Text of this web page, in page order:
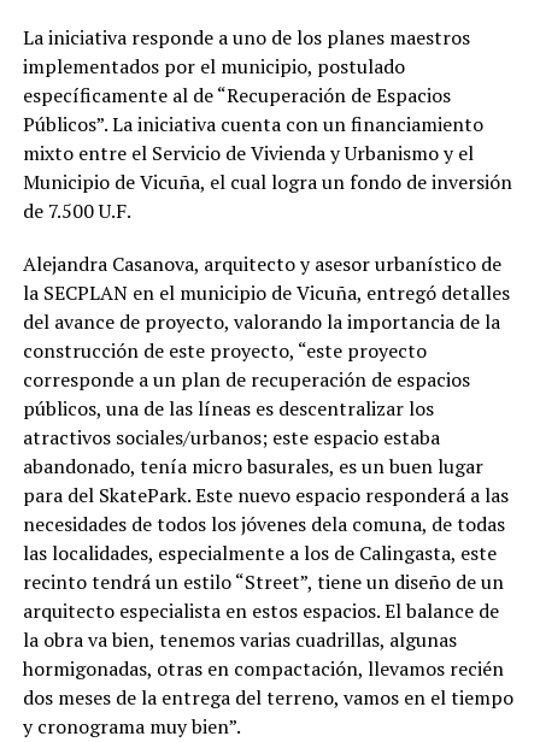
La iniciativa responde a uno de los planes maestros
implementados por el municipio, postulado
específicamente al de “Recuperación de Espacios
Públicos”. La iniciativa cuenta con un financiamiento
mixto entre el Servicio de Vivienda y Urbanismo y el
Municipio de Vicuña, el cual logra un fondo de inversión
de 7.500 U.F.
Alejandra Casanova, arquitecto y asesor urbanístico de
la SECPLAN en el municipio de Vicuña, entregó detalles
del avance de proyecto, valorando la importancia de la
construcción de este proyecto, “este proyecto
corresponde a un plan de recuperación de espacios
públicos, una de las líneas es descentralizar los
atractivos sociales/urbanos; este espacio estaba
abandonado, tenía micro basurales, es un buen lugar
para del SkatePark. Este nuevo espacio responderá a las
necesidades de todos los jóvenes dela comuna, de todas
las localidades, especialmente a los de Calingasta, este
recinto tendrá un estilo “Street”, tiene un diseño de un
arquitecto especialista en estos espacios. El balance de
la obra va bien, tenemos varias cuadrillas, algunas
hormigonadas, otras en compactación, llevamos recién
dos meses de la entrega del terreno, vamos en el tiempo
y cronograma muy bien”.